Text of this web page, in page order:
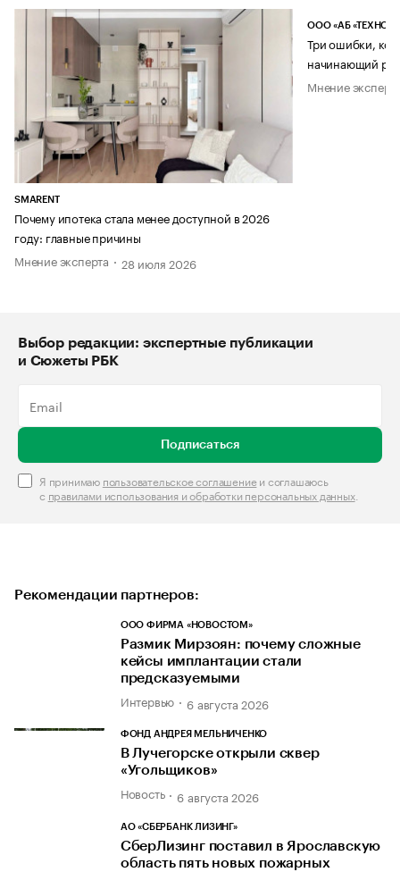
SMARENT
Почему ипотека стала менее доступной в 2026
году: главные причины
Мнение эксперта
28 июля 2026
ООО «АБ
Три ошибки,
начинающий
Мнение
Выбор редакции: экспертные публикации
и Сюжеты РБК
Подписаться
Я принимаю пользовательское соглашениеи соглашаюсь
с правилами использования и обработки персональных данных.
Рекомендации партнеров:
ООО ФИРМА «НОВОСТОМ»
Размик Мирзоян: почему сложные
кейсы имплантации стали
предсказуемыми
Интервью 6 августа 2026
ФОНД АНДРЕЯ МЕЛЬНИЧЕНКО
В Лучегорске открыли сквер
«Угольщиков»
Новость 6 августа 2026
АО «СБЕРБАНК ЛИЗИНГ»
СберЛизинг поставил в Ярославскую
область пять новых пожарных